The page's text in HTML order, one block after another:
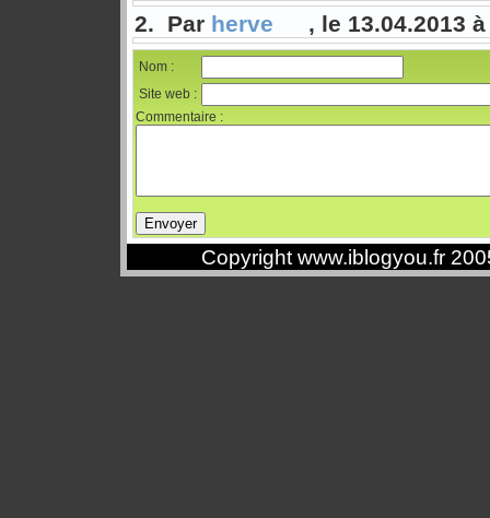
2. Par herve , le 13.04.2013
Nom :
Site web :
Commentaire :
Copyright www.iblogyou.fr